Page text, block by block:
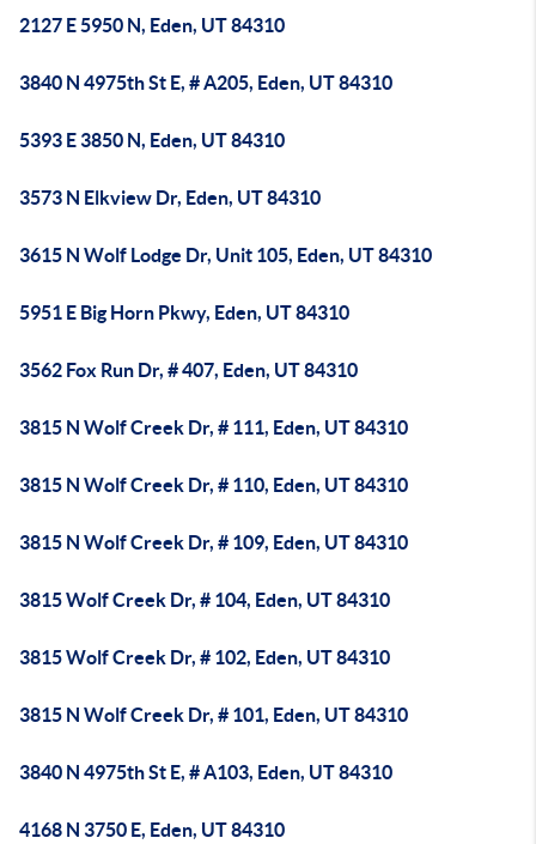
2127 E 5950 N, Eden, UT 84310
3840 N 4975th St E, # A205, Eden, UT 84310
5393 E 3850 N, Eden, UT 84310
3573 N Elkview Dr, Eden, UT 84310
3615 N Wolf Lodge Dr, Unit 105, Eden, UT 84310
5951 E Big Horn Pkwy, Eden, UT 84310
3562 Fox Run Dr, # 407, Eden, UT 84310
3815 N Wolf Creek Dr, # 111, Eden, UT 84310
3815 N Wolf Creek Dr, # 110, Eden, UT 84310
3815 N Wolf Creek Dr, # 109, Eden, UT 84310
3815 Wolf Creek Dr, # 104, Eden, UT 84310
3815 Wolf Creek Dr, # 102, Eden, UT 84310
3815 N Wolf Creek Dr, # 101, Eden, UT 84310
3840 N 4975th St E, # A103, Eden, UT 84310
4168 N 3750 E, Eden, UT 84310